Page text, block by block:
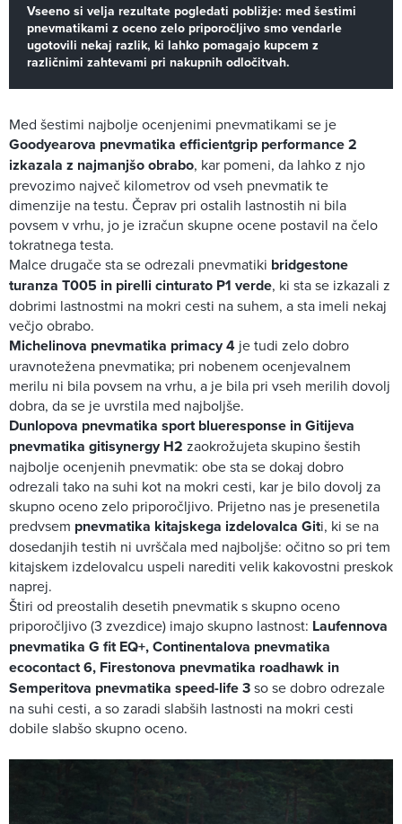
Vseeno si velja rezultate pogledati pobližje: med šestimi
pnevmatikami z oceno zelo priporočljivo smo vendarle
ugotovili nekaj razlik, ki lahko pomagajo kupcem z
različnimi zahtevami pri nakupnih odločitvah.
Med šestimi najbolje ocenjenimi pnevmatikami se je
Goodyearova pnevmatika efficientgrip performance 2
izkazala z najmanjšo obrabo, kar pomeni, da lahko z njo
prevozimo največ kilometrov od vseh pnevmatik te
dimenzije na testu. Čeprav pri ostalih lastnostih ni bila
povsem v vrhu, jo je izračun skupne ocene postavil na čelo
tokratnega testa.
Malce drugače sta se odrezali pnevmatiki bridgestone
turanza T005 in pirelli cinturato P1 verde, ki sta se izkazali z
dobrimi lastnostmi na mokri cesti na suhem, a sta imeli nekaj
večjo obrabo.
Michelinova pnevmatika primacy 4 je tudi zelo dobro
uravnotežena pnevmatika; pri nobenem ocenjevalnem
merilu ni bila povsem na vrhu, a je bila pri vseh merilih dovolj
dobra, da se je uvrstila med najboljše.
Dunlopova pnevmatika sport blueresponse in Gitijeva
pnevmatika gitisynergy H2 zaokrožujeta skupino šestih
najbolje ocenjenih pnevmatik: obe sta se dokaj dobro
odrezali tako na suhi kot na mokri cesti, kar je bilo dovolj za
skupno oceno zelo priporočljivo. Prijetno nas je presenetila
predvsem pnevmatika kitajskega izdelovalca Giti, ki se na
dosedanjih testih ni uvrščala med najboljše: očitno so pri tem
kitajskem izdelovalcu uspeli narediti velik kakovostni preskok
naprej.
Štiri od preostalih desetih pnevmatik s skupno oceno
priporočljivo (3 zvezdice) imajo skupno lastnost: Laufennova
pnevmatika G fit EQ+, Continentalova pnevmatika
ecocontact 6, Firestonova pnevmatika roadhawk in
Semperitova pnevmatika speed-life 3so se dobro odrezale
na suhi cesti, a so zaradi slabših lastnosti na mokri cesti
dobile slabšo skupno oceno.